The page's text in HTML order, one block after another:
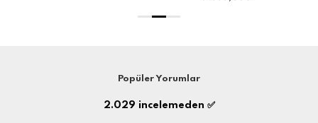
Popüler Yorumlar
2.029 incelemeden ✅